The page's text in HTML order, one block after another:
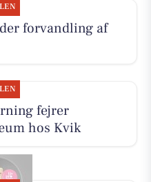
forvandling af
fejrer
hos Kvik